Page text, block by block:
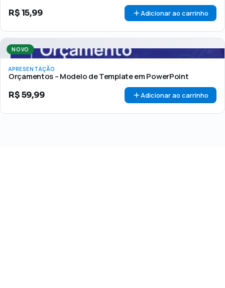
R$15,99 Adicionar ao carrinho
NOVO
APRESENTAÇÃO
Orçamentos – Modelo de Template em PowerPoint
R$59,99 Adicionar ao carrinho